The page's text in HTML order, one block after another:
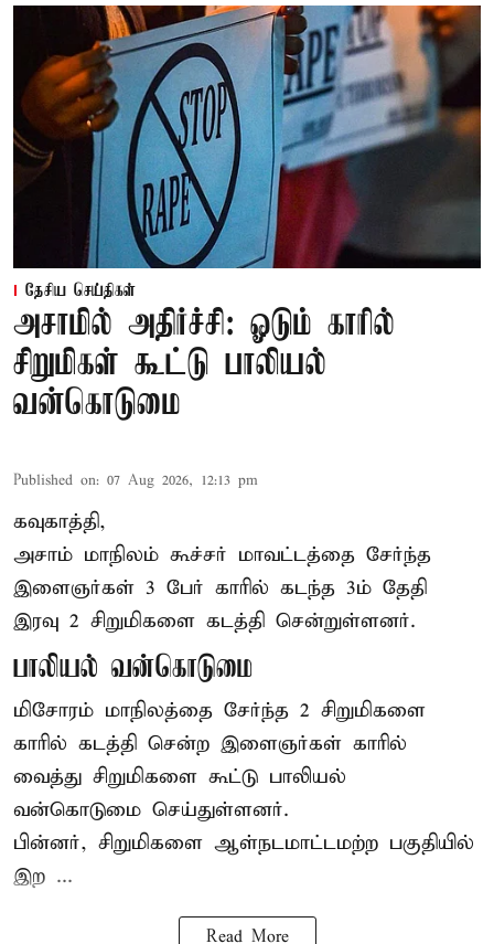
தேசிய செய்திகள்
அசாமில் அதிர்ச்சி: ஓடும் காரில்
சிறுமிகள் கூட்டு பாலியல்
வன்கொடுமை
Published on: 07 Aug 2026, 12:13 pm
கவுகாத்தி,
அசாம் மாநிலம் கூச்சர் மாவட்டத்தை சேர்ந்த
இளைஞர்கள் 3 பேர் காரில் கடந்த 3ம் தேதி
இரவு 2 சிறுமிகளை கடத்தி சென்றுள்ளனர்.
பாலியல் வன்கொடுமை
மிசோரம் மாநிலத்தை சேர்ந்த 2 சிறுமிகளை
காரில் கடத்தி சென்ற இளைஞர்கள் காரில்
வைத்து சிறுமிகளை கூட்டு பாலியல்
வன்கொடுமை செய்துள்ளனர்.
பின்னர், சிறுமிகளை ஆள்நடமாட்டமற்ற பகுதியில்
இற ...
Read More